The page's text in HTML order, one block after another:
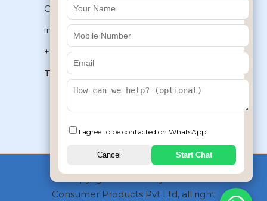
Chennai – 600041, Tamilnadu, INDIA
info@diabliss.com
+91 44 4853 0303
Toll Free:1800 123 800000
+91 8939853354
Consumer Products Pvt Ltd, all right
I agree to be contacted on WhatsApp
Cancel Start Chat